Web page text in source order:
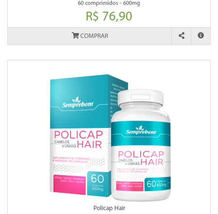
60 comprimidos - 600mg
R$ 76,90
COMPRAR
Policap Hair